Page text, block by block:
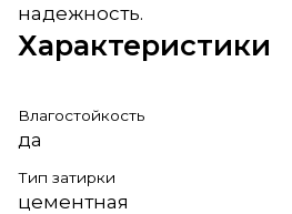
надежность.
Характеристики
Влагостойкость
да
Тип затирки
цементная